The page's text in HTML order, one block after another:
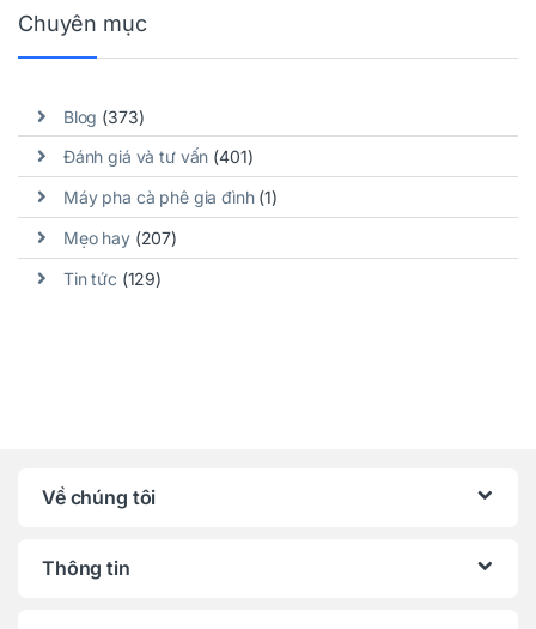
Chuyên mục
Blog (373)
Đánh giá và tư vấn (401)
Máy pha cà phê gia đình(1)
Mẹo hay(207)
Tin tức (129)
Về chúng tôi
Thông tin